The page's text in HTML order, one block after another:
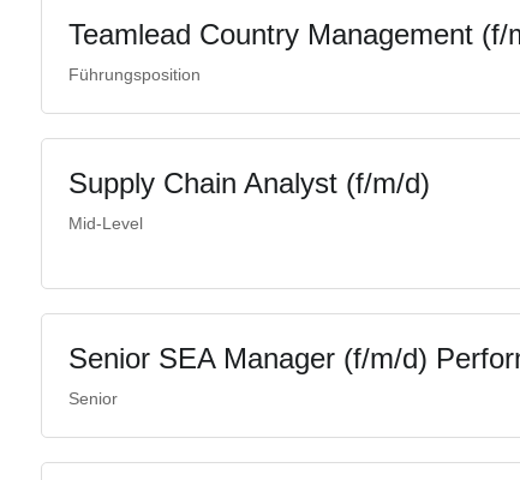
Teamlead Country Management (f/
Führungsposition
Supply Chain Analyst (f/m/d)
Mid-Level
Senior SEA Manager (f/m/d)
Senior